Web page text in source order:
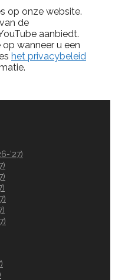
op onze website.
de
aanbiedt.
wanneer u een
het privacybeleid
’27)